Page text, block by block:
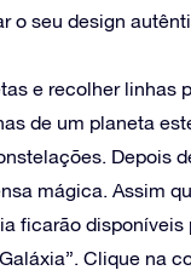
o seu design
e recolher linhas
de um planeta
Depois
mágica. Assim
ficarão disponíveis
Clique na